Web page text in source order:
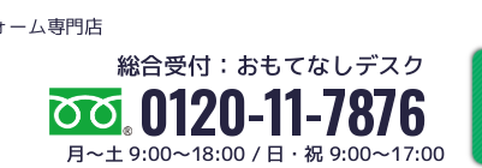
ーム専門店
総合受付：おもてなしデスク
0120-11-7876
月～土 9:00～18:00 / 日・祝 9:00～17:00